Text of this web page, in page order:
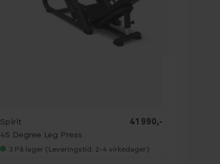
Spirit
45 Degree Leg Press
41 990,-
3 På lager (Leveringstid: 2-4 virkedager)